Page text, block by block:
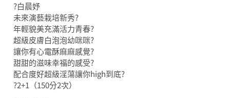
?白晨妤
未來演藝栽培新秀?
年輕貌美充滿活力青春?
超級皮膚白泡泡幼咪咪?
讓你有心電酥麻麻感覺?
甜甜的滋味幸福的感受?
配合度好超級淫蕩讓你high到底?
?2+1（150分2次）